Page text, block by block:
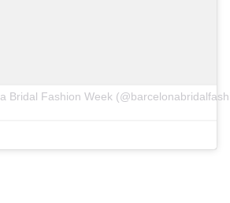
Bridal Fashion Week